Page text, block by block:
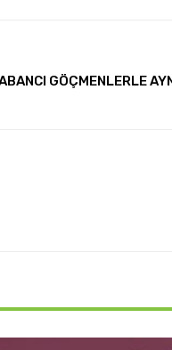
GÖÇMENLERLE